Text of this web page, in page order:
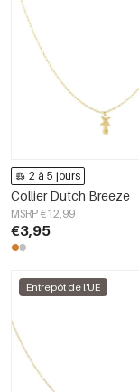
2 à 5 jours
Collier Dutch Breeze
MSRP €12,99
€3,95
Entrepôt de l'UE